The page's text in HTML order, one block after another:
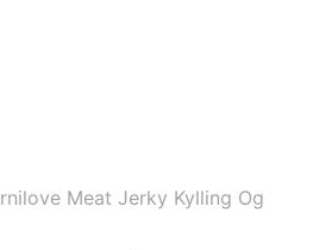
Meat Jerky Kylling Og